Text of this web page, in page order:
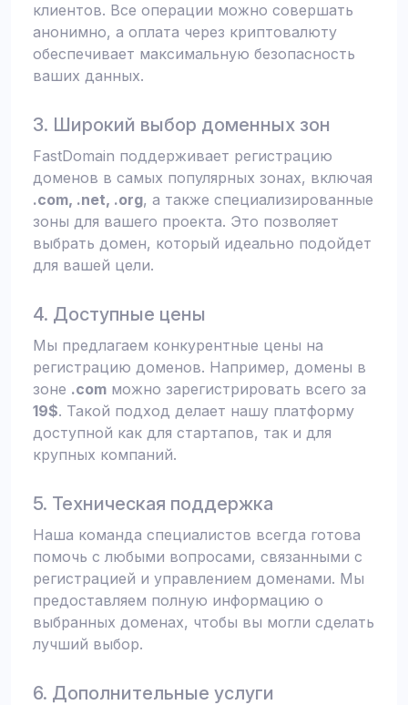
клиентов. Все операции можно совершать
анонимно, а оплата через криптовалюту
обеспечивает максимальную безопасность
ваших данных.
3. Широкий выбор доменных зон
FastDomain поддерживает регистрацию
доменов в самых популярных зонах, включая
.com, .net, .org, а также специализированные
зоны для вашего проекта. Это позволяет
выбрать домен, который идеально подойдет
для вашей цели.
4. Доступные цены
Мы предлагаем конкурентные цены на
регистрацию доменов. Например, домены в
зоне .com можно зарегистрировать всего за
19$. Такой подход делает нашу платформу
доступной как для стартапов, так и для
крупных компаний.
5. Техническая поддержка
Наша команда специалистов всегда готова
помочь с любыми вопросами, связанными с
регистрацией и управлением доменами. Мы
предоставляем полную информацию о
выбранных доменах, чтобы вы могли сделать
лучший выбор.
6. Дополнительные услуги